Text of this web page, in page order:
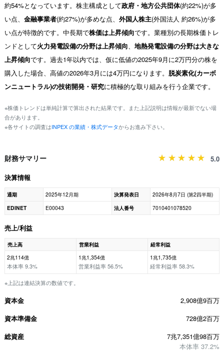
約54%となっています。株主構成として政府・地方公共団体(約22%)が多
い点、 金融事業者(約27%)が多めな点、 外国人株主(外国法人 約26%)が多
い点が特徴的です。中長期で株価は上昇傾向です。業種別の長期株価トレ
ンドとして火力発電設備の分野は上昇傾向、 地熱発電設備の分野は大きな
上昇傾向です。過去1年以内では、仮に低値の2025年9月に2万円分の株を
購入した場合、高値の2026年3月には4万円になります。 脱炭素化(カーボ
ンニュートラル)の技術開発・研究に積極的な取り組みを行う企業です。
※株価トレンドは単純計算で算出された結果です。また上記説明は情報が最新でない場
合があります。
※各サイトの調査はINPEX の業績・株式データからお進み下さい。
財務サマリー
5.0
決算情報
通期 2025年12月期 決算発表日
2026年8月7日 (第2四半期)
EDINET
E00043 法人番号 7010401078520
売上/利益
売上高 営業利益
経常利益
2兆114億
本体率 9.3%
1兆1,354億
営業利益率 56.5%
1兆1,735億
経常利益率 58.3%
※上記は連結決算の数値です。
資本金
2,908億9百万
資本準備金
728億2百万
総資産
7兆7,351億98百万
本体率 37.2%